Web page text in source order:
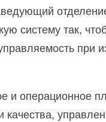
в области
систему так,
при
и операционное